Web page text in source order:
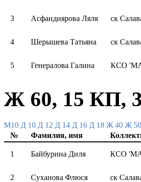
3 Асфандиярова Ляля ск
4 Шерышева Татьяна ск
5 Генералова Галина КСО
Ж 60, 15 КП,
M10 Д 10 Д 12 Д 14 Д 16 Д 18 Ж 40 Ж 50
№
Фамилия, имя
1 Байбурина Диля КСО
2 Суханова Флюся ск